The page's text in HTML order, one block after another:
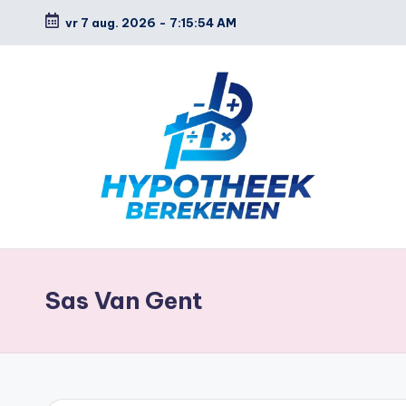
Ga
vr 7 aug. 2026 - 7:15:55 AM
H
p
o
t
Sas Van Gent